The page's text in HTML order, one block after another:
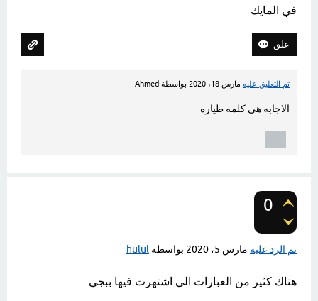
في المايك
تم التعليق عليه مارس 18، 2020 بواسطة Ahmed
الاجابه هي كلمه طياره
0
تم الرد عليه مارس 5، 2020 بواسطة hulul
هناك كثير من العبارات الي اشتهرت فيها ببجي